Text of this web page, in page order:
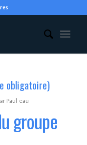
obligatoire)
Paul-eau
groupe